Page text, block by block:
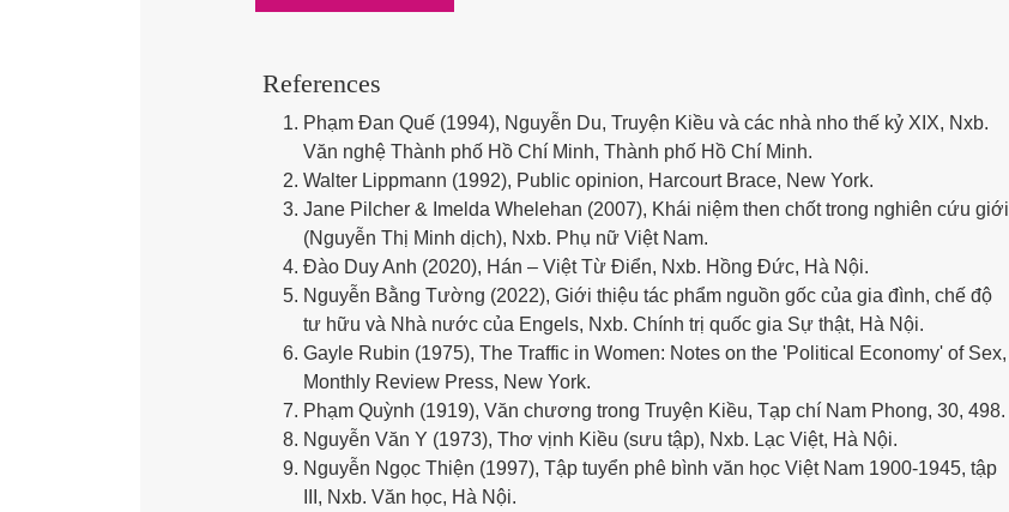
References
Phạm Đan Quế (1994), Nguyễn Du, Truyện Kiều và các nhà nho thế kỷ XIX, Nxb.
Văn nghệ Thành phố Hồ Chí Minh, Thành phố Hồ Chí Minh.
Walter Lippmann (1992), Public opinion, Harcourt Brace, New York.
Jane Pilcher & Imelda Whelehan (2007), Khái niệm then chốt trong nghiên cứu giới
(Nguyễn Thị Minh dịch), Nxb. Phụ nữ Việt Nam.
Đào Duy Anh (2020), Hán – Việt Từ Điển, Nxb. Hồng Đức, Hà Nội.
Nguyễn Bằng Tường (2022), Giới thiệu tác phẩm nguồn gốc của gia đình, chế độ
tư hữu và Nhà nước của Engels, Nxb. Chính trị quốc gia Sự thật, Hà Nội.
Gayle Rubin (1975), The Traffic in Women: Notes on the 'Political Economy' of Sex,
Monthly Review Press, New York.
Phạm Quỳnh (1919), Văn chương trong Truyện Kiều, Tạp chí Nam Phong, 30, 498.
Nguyễn Văn Y (1973), Thơ vịnh Kiều (sưu tập), Nxb. Lạc Việt, Hà Nội.
Nguyễn Ngọc Thiện (1997), Tập tuyển phê bình văn học Việt Nam 1900-1945, tập
III, Nxb. Văn học, Hà Nội.